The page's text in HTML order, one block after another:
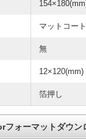
マットコー
無
12×120(mm)
箔押し
ォーマットダウン